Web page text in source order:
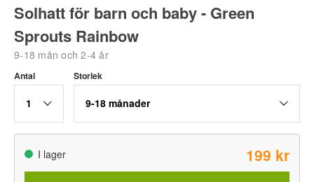
Solhatt för barn och baby - Green
Sprouts Rainbow
9-18 mån och 2-4 år
Antal
1
Storlek
9-18 månader
I lager 199 kr